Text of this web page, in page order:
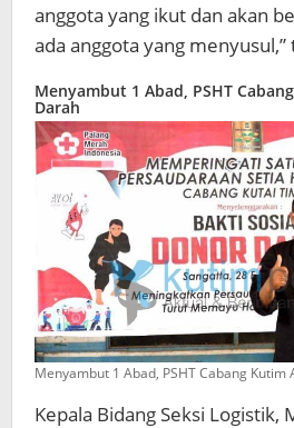
anggota yang ikut dan akan
ada anggota yang
Menyambut 1 Abad, PSHT
Darah
Menyambut 1 Abad, PSHT Cabang
Kepala Bidang Seksi Logistik,